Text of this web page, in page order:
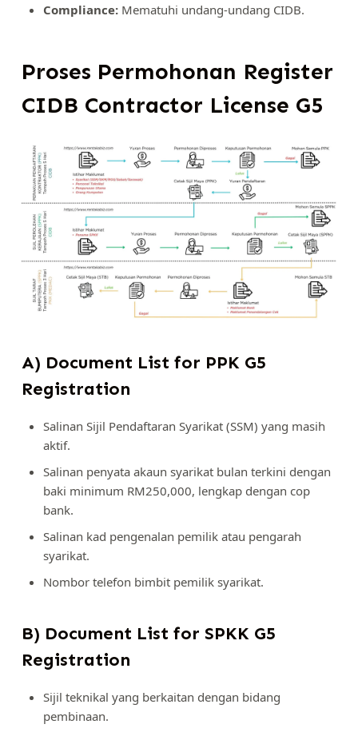
Compliance:Mematuhi undang-undang CIDB.
Proses Permohonan Register
CIDB Contractor License G5
A) Document List for PPK G5
Registration
Salinan Sijil Pendaftaran Syarikat (SSM) yang masih
aktif.
Salinan penyata akaun syarikat bulan terkini dengan
baki minimum RM250,000, lengkap dengan cop
bank.
Salinan kad pengenalan pemilik atau pengarah
syarikat.
Nombor telefon bimbit pemilik syarikat.
B) Document List for SPKK G5
Registration
Sijil teknikal yang berkaitan dengan bidang
pembinaan.